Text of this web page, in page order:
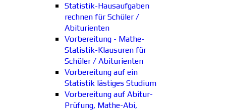
Statistik-Hausaufgaben
rechnen für Schüler /
Abiturienten
Vorbereitung - Mathe-
Statistik-Klausuren für
Schüler / Abiturienten
Vorbereitung auf ein
Statistik lästiges Studium
Vorbereitung auf Abitur-
Prüfung, Mathe-Abi,